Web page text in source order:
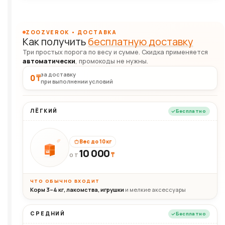
ZOOZVEROK • ДОСТАВКА
Как получитьбесплатную доставку
Три простых порога по весу и сумме. Скидка применяется
автоматически, промокоды не нужны.
0 ₸за доставку
при выполнении условий
ЛЁГКИЙ Бесплатно
10кг
Вес до 10 кг
ОТ 10 000₸
ЧТО ОБЫЧНО ВХОДИТ
Корм 3–4 кг, лакомства, игрушки и мелкие аксессуары
СРЕДНИЙ Бесплатно